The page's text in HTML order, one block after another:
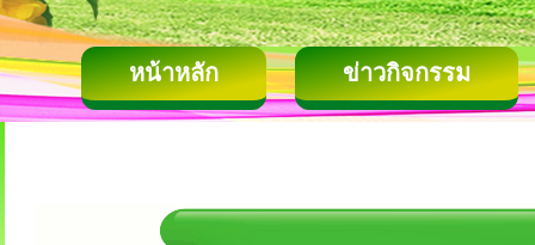
หน้าหลัก ข่าวกิจกรรม